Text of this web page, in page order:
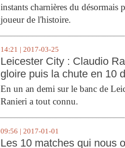
instants charnières du désormais
joueur de l'histoire.
14:21 | 2017-03-25
Leicester City : Claudio
gloire puis la chute en 10
En un an demi sur le banc de
Ranieri a tout connu.
09:56 | 2017-01-01
Les 10 matches qui nous